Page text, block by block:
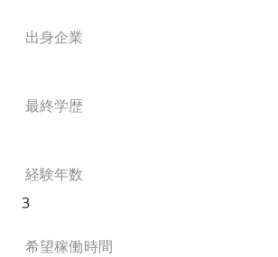
出身企業
最終学歴
経験年数
3
希望稼働時間